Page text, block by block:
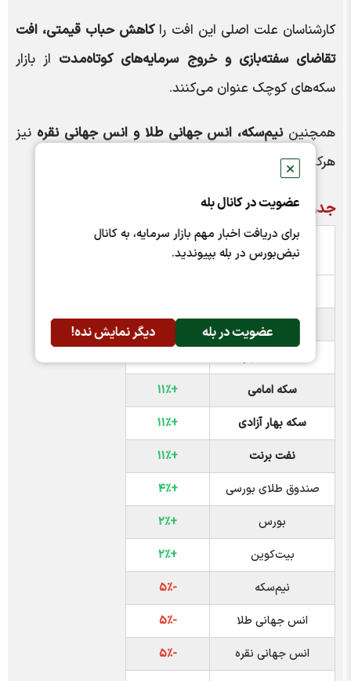
✕
عضویت در کانال بله
برای دریافت اخبار مهم بازار سرمایه، به کانال
نبض‌بورس در بله بپیوندید.
عضویت در بله دیگر نمایش نده!
کارشناسان علت اصلی این افت راکاهش حباب قیمتی، افت
تقاضای سفته‌بازی و خروج سرمایه‌های کوتاه‌مدت از بازار
سکه‌های کوچک عنوان می‌کنند.
همچنیننیم‌سکه، انس جهانی طلا و انس جهانی نقره نیز
هرکدام حدود
جدول کامل بازدهی بازارها در اردیبهشت ۱۴۰۵
دارایی
میزان
بازدهی
دلار
+۱۸٪
سکه امامی
+۱۱٪
سکه بهار آزادی
+۱۱٪
نفت برنت
+۱۱٪
صندوق طلای بورسی
+۴٪
بورس
+۲٪
بیت‌کوین
+۲٪
نیم‌سکه
-۵٪
انس جهانی طلا
-۵٪
انس جهانی نقره
-۵٪